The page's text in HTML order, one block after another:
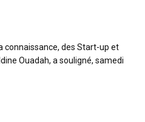
connaissance, des Start-up et
Ouadah, a souligné, samedi